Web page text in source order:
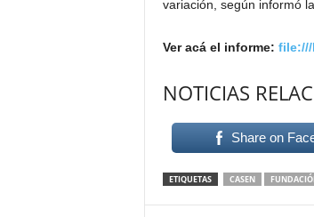
variación, según informó
Ver acá el informe: file:///
NOTICIAS
Share on
ETIQUETAS CASEN